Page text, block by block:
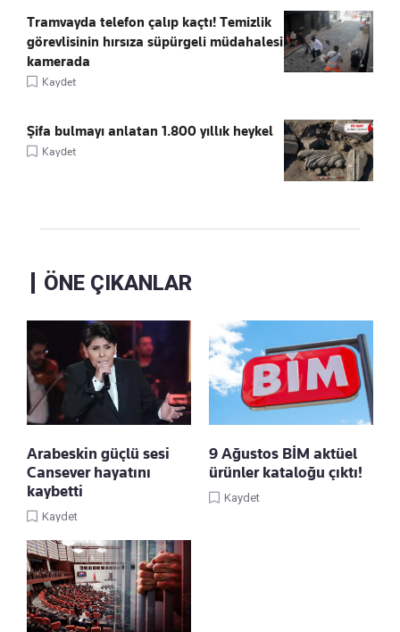
Tramvayda telefon çalıp kaçtı! Temizlik
görevlisinin hırsıza süpürgeli müdahalesi
kamerada
Kaydet
Şifa bulmayı anlatan 1.800 yıllık heykel
Kaydet
ÖNE ÇIKANLAR
Arabeskin güçlü sesi
Cansever hayatını
kaybetti
Kaydet
9 Ağustos BİM aktüel
ürünler kataloğu çıktı!
Kaydet